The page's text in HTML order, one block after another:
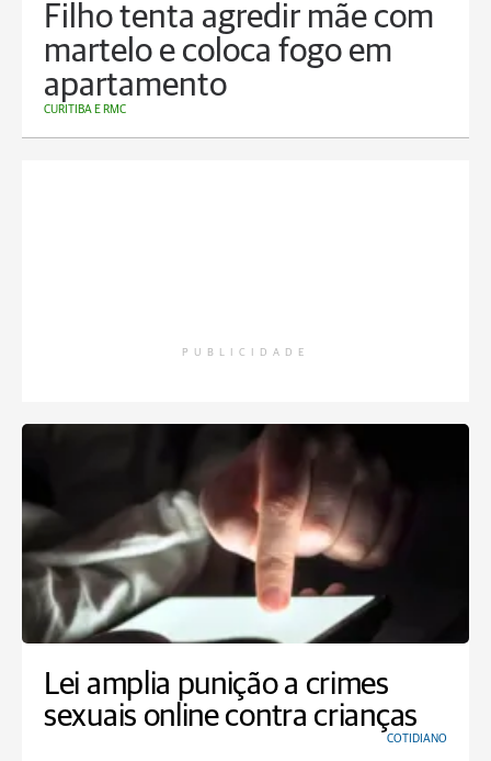
Filho tenta agredir mãe com
martelo e coloca fogo em
apartamento
CURITIBA E RMC
PUBLICIDADE
Lei amplia punição a crimes
sexuais online contra crianças
COTIDIANO